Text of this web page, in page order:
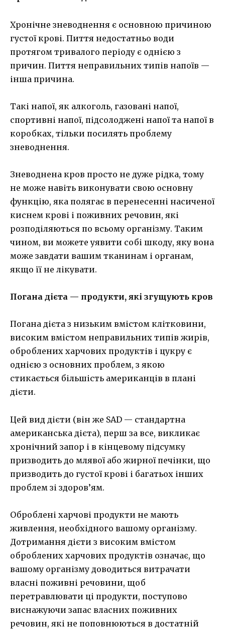
Хронічне зневоднення є основною причиною
густої крові. Пиття недостатньо води
протягом тривалого періоду є однією з
причин. Пиття неправильних типів напоїв —
інша причина.
Такі напої, як алкоголь, газовані напої,
спортивні напої, підсолоджені напої та напої в
коробках, тільки посилять проблему
зневоднення.
Зневоднена кров просто не дуже рідка, тому
не може навіть виконувати свою основну
функцію, яка полягає в перенесенні насиченої
киснем крові і поживних речовин, які
розподіляються по всьому організму. Таким
чином, ви можете уявити собі шкоду, яку вона
може завдати вашим тканинам і органам,
якщо її не лікувати.
Погана дієта — продукти, які згущують кров
Погана дієта з низьким вмістом клітковини,
високим вмістом неправильних типів жирів,
оброблених харчових продуктів і цукру є
однією з основних проблем, з якою
стикається більшість американців в плані
дієти.
Цей вид дієти (він же SAD — стандартна
американська дієта), перш за все, викликає
хронічний запор і в кінцевому підсумку
призводить до млявої або жирної печінки, що
призводить до густої крові і багатьох інших
проблем зі здоров’ям.
Оброблені харчові продукти не мають
живлення, необхідного вашому організму.
Дотримання дієти з високим вмістом
оброблених харчових продуктів означає, що
вашому організму доводиться витрачати
власні поживні речовини, щоб
перетравлювати ці продукти, поступово
виснажуючи запас власних поживних
речовин, які не поповнюються в достатній